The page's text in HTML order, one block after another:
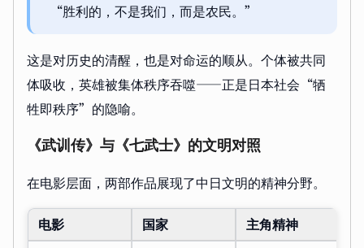
“胜利的，不是我们，而是农民。”
这是对历史的清醒，也是对命运的顺从。个体被共同
体吸收，英雄被集体秩序吞噬——正是日本社会“牺
牲即秩序”的隐喻。
《武训传》与《七武士》的文明对照
在电影层面，两部作品展现了中日文明的精神分野。
电影 国家 主角精神